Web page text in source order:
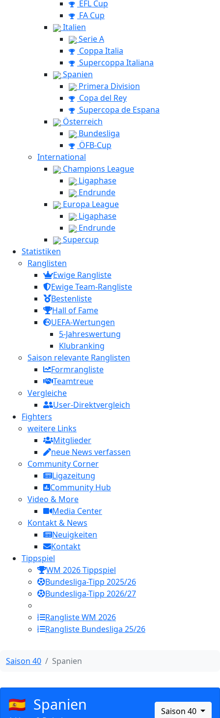
EFL Cup
FA Cup
Italien
Serie A
Coppa Italia
Supercoppa Italiana
Spanien
Primera Division
Copa del Rey
Supercopa de Espana
Österreich
Bundesliga
ÖFB-Cup
International
Champions League
Ligaphase
Endrunde
Europa League
Ligaphase
Endrunde
Supercup
Statistiken
Ranglisten
Ewige Rangliste
Ewige Team-Rangliste
Bestenliste
Hall of Fame
UEFA-Wertungen
5-Jahreswertung
Klubranking
Saison relevante Ranglisten
Formrangliste
Teamtreue
Vergleiche
User-Direktvergleich
Fighters
weitere Links
Mitglieder
neue News verfassen
Community Corner
Ligazeitung
Community Hub
Video & More
Media Center
Kontakt & News
Neuigkeiten
Kontakt
Tippspiel
WM 2026 Tippspiel
Bundesliga-Tipp 2025/26
Bundesliga-Tipp 2026/27
Rangliste WM 2026
Rangliste Bundesliga 25/26
Saison 40 Spanien
🇪🇸 Spanien Saison 40